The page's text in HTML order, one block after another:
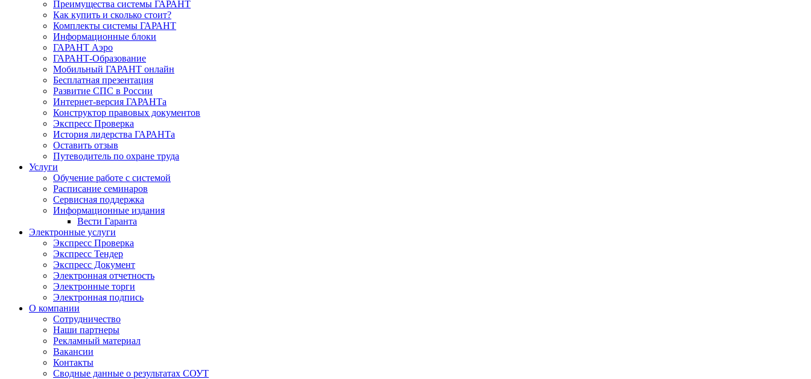
Преимущества системы ГАРАНТ
Как купить и сколько стоит?
Комплекты системы ГАРАНТ
Информационные блоки
ГАРАНТ Аэро
ГАРАНТ-Образование
Мобильный ГАРАНТ онлайн
Бесплатная презентация
Развитие СПС в России
Интернет-версия ГАРАНТа
Конструктор правовых документов
Экспресс Проверка
История лидерства ГАРАНТа
Оставить отзыв
Путеводитель по охране труда
Услуги
Обучение работе с системой
Расписание семинаров
Сервисная поддержка
Информационные издания
Вести Гаранта
Электронные услуги
Экспресс Проверка
Экспресс Тендер
Экспресс Документ
Электронная отчетность
Электронные торги
Электронная подпись
О компании
Сотрудничество
Наши партнеры
Рекламный материал
Вакансии
Контакты
Сводные данные о результатах СОУТ